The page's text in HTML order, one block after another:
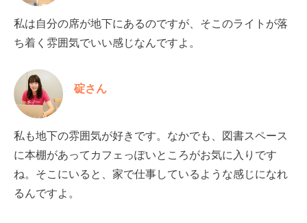
私は自分の席が地下にあるのですが、そこのライトが落
ち着く雰囲気でいい感じなんですよ。
碇さん
私も地下の雰囲気が好きです。なかでも、図書スペース
に本棚があってカフェっぽいところがお気に入りです
ね。そこにいると、家で仕事しているような感じになれ
るんですよ。